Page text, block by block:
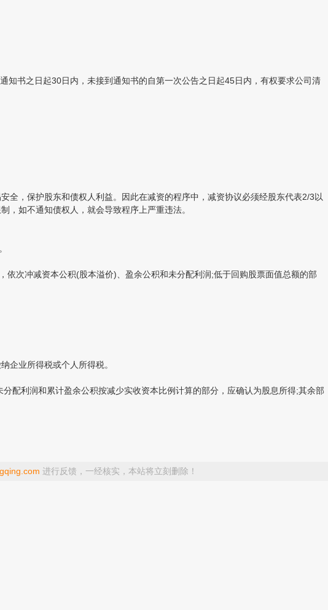
书之日起30日内，未接到通知书的自第一次公告之日起45日内，有权要求公司清
，保护股东和债权人利益。因此在减资的程序中，减资协议必须经股东代表2/3以
，如不通知债权人，就会导致程序上严重违法。
次冲减资本公积(股本溢价)、盈余公积和未分配利润;低于回购股票面值总额的部
业所得税或个人所得税。
利润和累计盈余公积按减少实收资本比例计算的部分，应确认为股息所得;其余部
进行反馈，一经核实，本站将立刻删除！